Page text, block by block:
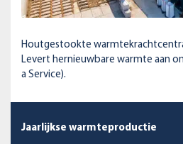
Houtgestookte
Levert hernieuwbare warmte aan
a Service).
Jaarlijkse warmteproductie